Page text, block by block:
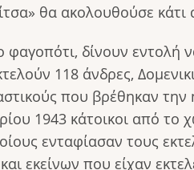
θα ακολουθούσε κάτι
φαγοπότι, δίνουν
118 άνδρες,
που βρέθηκαν
1943 κάτοικοι από το
ενταφίασαν τους
εκείνων που είχαν